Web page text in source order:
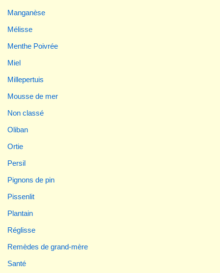
Manganèse
Mélisse
Menthe Poivrée
Miel
Millepertuis
Mousse de mer
Non classé
Oliban
Ortie
Persil
Pignons de pin
Pissenlit
Plantain
Réglisse
Remèdes de grand-mère
Santé